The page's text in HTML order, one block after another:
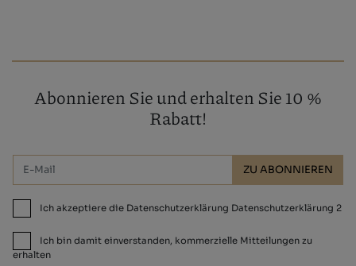
Abonnieren Sie und erhalten Sie 10 %
Rabatt!
ZU ABONNIEREN
Ich akzeptiere die Datenschutzerklärung Datenschutzerklärung 2
Ich bin damit einverstanden, kommerzielle Mitteilungen zu
erhalten